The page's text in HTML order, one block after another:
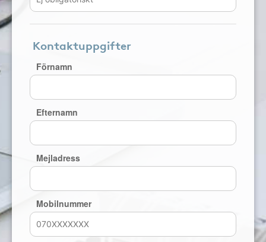
Kontaktuppgifter
Förnamn
Efternamn
Mejladress
Mobilnummer